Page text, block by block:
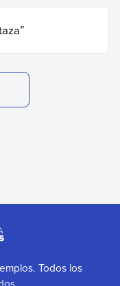
Todos los